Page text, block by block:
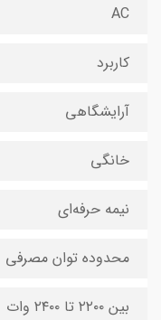
AC
کاربرد
آرایشگاهی
خانگی
نیمه حرفه‌ای
محدوده توان مصرفی
بین ۲۲۰۰ تا ۲۴۰۰ وات